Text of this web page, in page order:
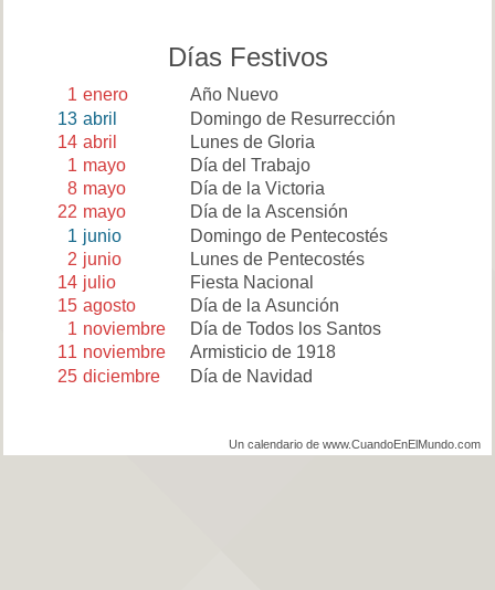
Días Festivos
1 enero
Año Nuevo
13 abril
Domingo de Resurrección
14 abril
Lunes de Gloria
1 mayo
Día del Trabajo
8 mayo
Día de la Victoria
22 mayo
Día de la Ascensión
1 junio
Domingo de Pentecostés
2 junio
Lunes de Pentecostés
14 julio
Fiesta Nacional
15 agosto
Día de la Asunción
1 noviembre
Día de Todos los Santos
11 noviembre
Armisticio de 1918
25 diciembre Día de Navidad
Un calendario de www.CuandoEnElMundo.com